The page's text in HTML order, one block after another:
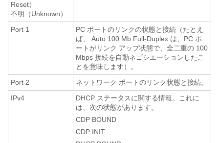
Reset）
不明（Unknown）
Port 1
PC ポートのリンクの状態と接続（たとえ
ば、
Auto 100 Mb Full-Duplex は、PC ポ
ートがリンク アップ状態で、全二重の 100
Mbps 接続を自動ネゴシエーションしたこ
とを意味します）。
Port 2
ネットワーク ポートのリンク状態と接続。
IPv4
DHCP ステータスに関する情報。これに
は、次の状態があります。
CDP BOUND
CDP INIT